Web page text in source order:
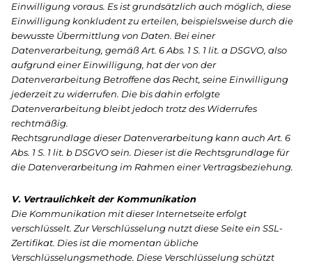
Einwilligung voraus. Es ist grundsätzlich auch möglich, diese
Einwilligung konkludent zu erteilen, beispielsweise durch die
bewusste Übermittlung von Daten. Bei einer
Datenverarbeitung, gemäß Art. 6 Abs. 1 S. 1 lit. a DSGVO, also
aufgrund einer Einwilligung, hat der von der
Datenverarbeitung Betroffene das Recht, seine Einwilligung
jederzeit zu widerrufen. Die bis dahin erfolgte
Datenverarbeitung bleibt jedoch trotz des Widerrufes
rechtmäßig.
Rechtsgrundlage dieser Datenverarbeitung kann auch Art. 6
Abs. 1 S. 1 lit. b DSGVO sein. Dieser ist die Rechtsgrundlage für
die Datenverarbeitung im Rahmen einer Vertragsbeziehung.
V. Vertraulichkeit der Kommunikation
Die Kommunikation mit dieser Internetseite erfolgt
verschlüsselt. Zur Verschlüsselung nutzt diese Seite ein SSL-
Zertifikat. Dies ist die momentan übliche
Verschlüsselungsmethode. Diese Verschlüsselung schützt